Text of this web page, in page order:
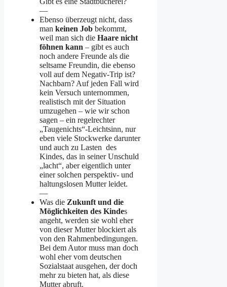
—
Ebenso überzeugt nicht, dass
man keinen Job bekommt,
weil man sich die Haare nicht
föhnen kann – gibt es auch
noch andere Freunde als die
seltsame Freundin, die ebenso
voll auf dem Negativ-Trip ist?
Nachbarn? Auf jeden Fall wird
kein Versuch unternommen,
realistisch mit der Situation
umzugehen – wie wir schon
sagen – ein regelrechter
„Taugenichts“-Leichtsinn, nur
eben viele Stockwerke darunter
und auch zu Lasten des
Kindes, das in seiner Unschuld
„lacht“, aber eigentlich unter
einer solchen perspektiv- und
haltungslosen Mutter leidet.
—
Was die Zukunft und die
Möglichkeiten des Kindes
angeht, werden sie wohl eher
von dieser Mutter blockiert als
von den Rahmenbedingungen.
Bei dem Autor muss man doch
wohl eher vom deutschen
Sozialstaat ausgehen, der doch
mehr zu bieten hat, als diese
Mutter abruft.